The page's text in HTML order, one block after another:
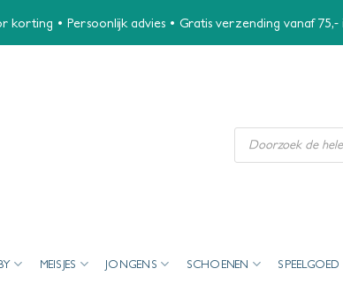
• Persoonlijk advies • Gratis verzending vanaf 75,-
Producten
zoeken
MEISJES JONGENS SCHOENEN SPEELGOED